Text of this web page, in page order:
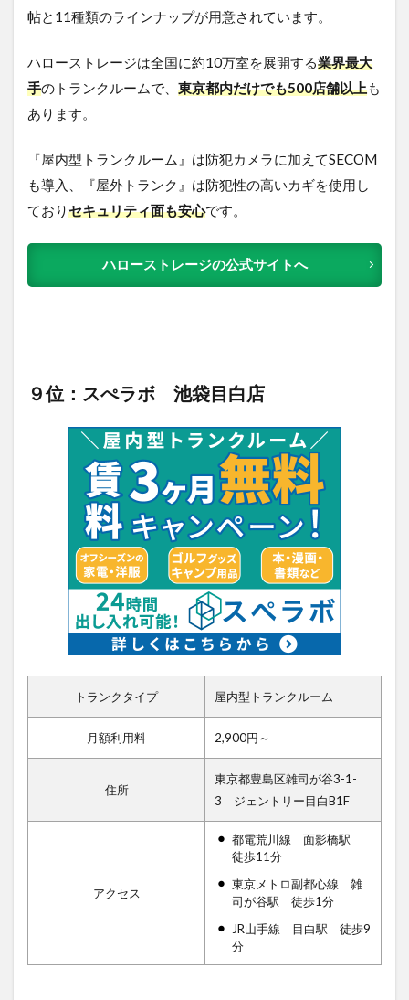
帖と11種類のラインナップが用意されています。
ハローストレージは全国に約10万室を展開する業界最大
手のトランクルームで、 東京都内だけでも500店舗以上も
あります。
『屋内型トランクルーム』は防犯カメラに加えてSECOM
も導入、『屋外トランク』は防犯性の高いカギを使用し
ておりセキュリティ面も安心です。
ハローストレージの公式サイトへ
９位：スぺラボ 池袋目白店
トランクタイプ 屋内型トランクルーム
月額利用料 2,900円～
住所
東京都豊島区雑司が谷3-1-
3 ジェントリー目白B1F
アクセス
都電荒川線 面影橋駅
徒歩11分
東京メトロ副都心線 雑
司が谷駅 徒歩1分
JR山手線 目白駅 徒歩9
分